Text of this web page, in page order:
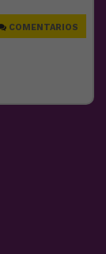
COMENTARIOS